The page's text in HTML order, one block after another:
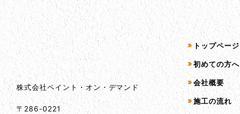
会社情報とサイトマップ
会社情報
株式会社ペイント・オン・デマンド
〒286-0221
サイトマップ
トップページ
初めての方へ
会社概要
施工の流れ